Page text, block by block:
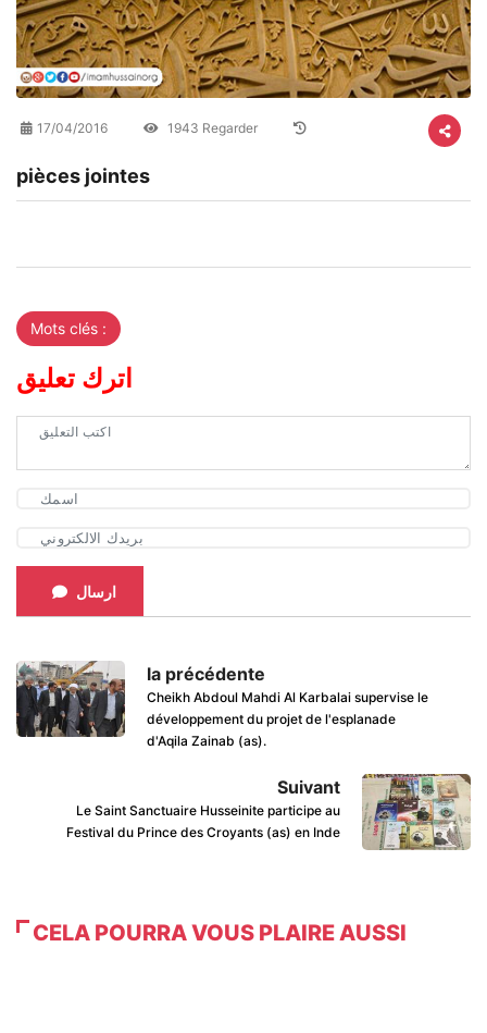
17/04/2016 1943 Regarder
pièces jointes
Mots clés :
اترك تعليق
ارسال
la précédente
Cheikh Abdoul Mahdi Al Karbalai supervise le
développement du projet de l'esplanade
d'Aqila Zainab (as).
Suivant
Le Saint Sanctuaire Husseinite participe au
Festival du Prince des Croyants (as) en Inde
CELA POURRA VOUS PLAIRE AUSSI